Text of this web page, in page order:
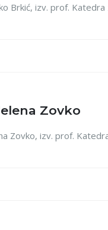
Brkić, izv. prof.
Zovko
Zovko, izv. prof.